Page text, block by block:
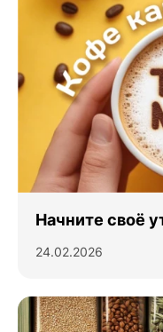
Начните своё
24.02.2026